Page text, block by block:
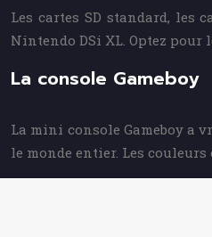
Les cartes SD standard, les
Nintendo DSi XL. Optez
La console Gameboy
La mini console Gameboy a
le monde entier. Les